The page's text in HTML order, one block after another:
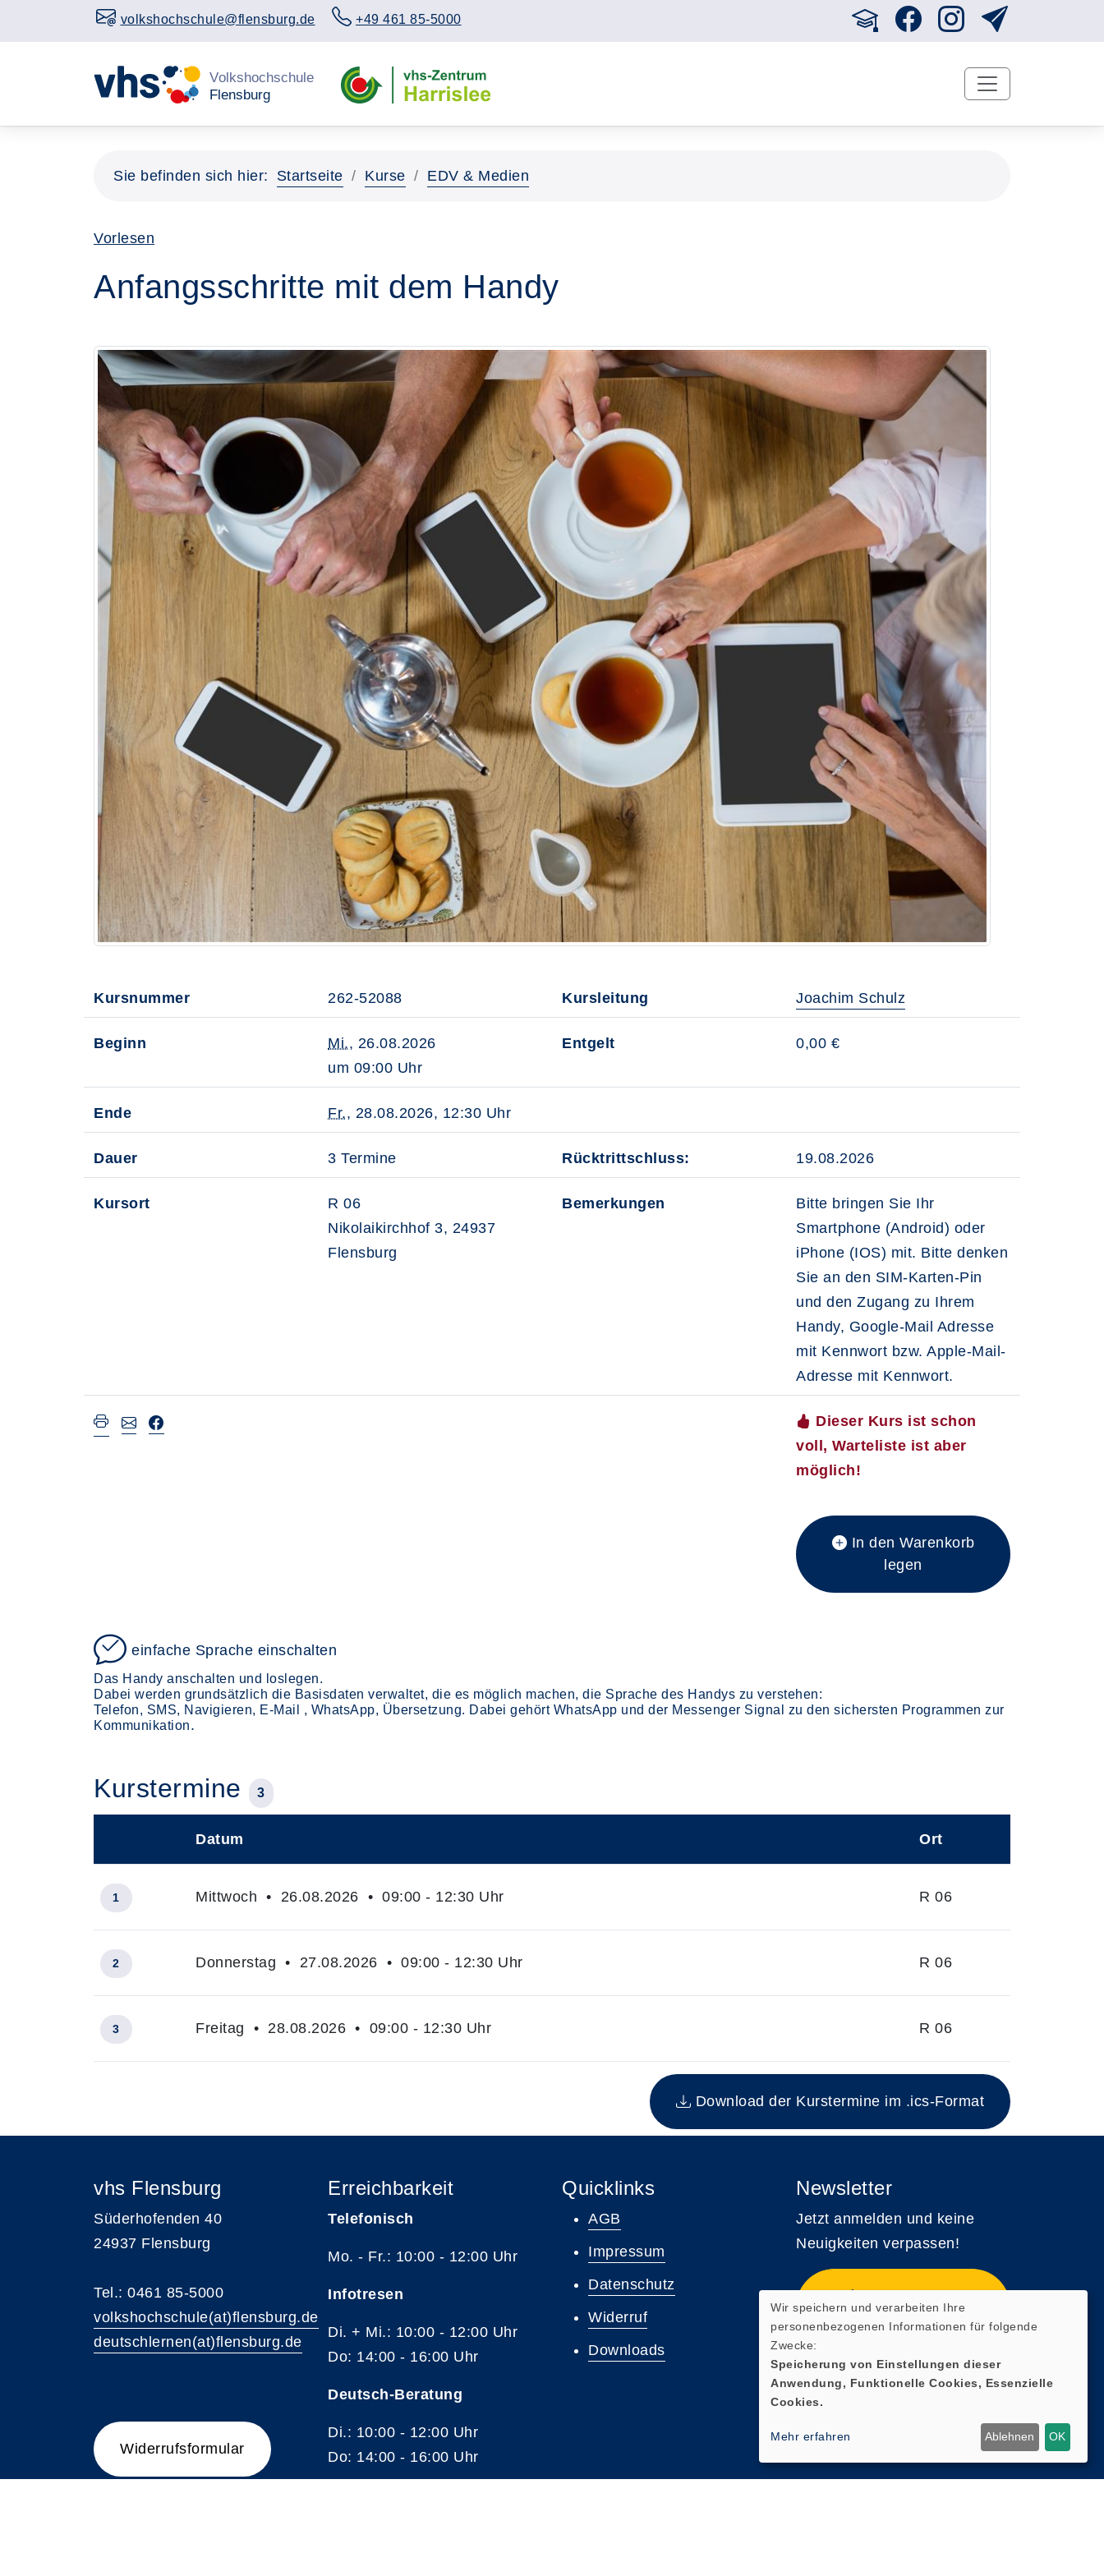
volkshochschule@flensburg.de +49 461 85-5000
Sie befinden sich hier: Startseite Kurse EDV & Medien
Vorlesen
Anfangsschritte mit dem Handy
Kursnummer 262-52088 Kursleitung Joachim Schulz
Beginn Mi., 26.08.2026
um 09:00 Uhr
Entgelt 0,00 €
Ende Fr., 28.08.2026, 12:30 Uhr
Dauer 3 Termine Rücktrittschluss: 19.08.2026
Kursort
R 06
Nikolaikirchhof 3, 24937
Flensburg
Bemerkungen
Bitte bringen Sie Ihr
Smartphone (Android) oder
iPhone (IOS) mit. Bitte denken
Sie an den SIM-Karten-Pin
und den Zugang zu Ihrem
Handy, Google-Mail Adresse
mit Kennwort bzw. Apple-Mail-
Adresse mit Kennwort.
Dieser Kurs ist schon
voll, Warteliste ist aber
möglich!
In den Warenkorb
legen
einfache Sprache einschalten
Das Handy anschalten und loslegen.
Dabei werden grundsätzlich die Basisdaten verwaltet, die es möglich machen, die Sprache des Handys zu verstehen:
Telefon, SMS, Navigieren, E-Mail , WhatsApp, Übersetzung. Dabei gehört WhatsApp und der Messenger Signal zu den sichersten Programmen zur
Kommunikation.
Kurstermine 3
Datum Ort
1 Mittwoch • 26.08.2026 • 09:00 - 12:30 Uhr R 06
2 Donnerstag • 27.08.2026 • 09:00 - 12:30 Uhr R 06
3 Freitag • 28.08.2026 • 09:00 - 12:30 Uhr R 06
Download der Kurstermine im .ics-Format
vhs Flensburg
Süderhofenden 40
24937 Flensburg
Tel.: 0461 85-5000
volkshochschule(at)flensburg.de
deutschlernen(at)flensburg.de
Widerrufsformular
Erreichbarkeit
Telefonisch
Mo. - Fr.: 10:00 - 12:00 Uhr
Infotresen
Di. + Mi.: 10:00 - 12:00 Uhr
Do: 14:00 - 16:00 Uhr
Deutsch-Beratung
Di.: 10:00 - 12:00 Uhr
Do: 14:00 - 16:00 Uhr
Quicklinks
AGB
Impressum
Datenschutz
Widerruf
Downloads
Newsletter
Jetzt anmelden und keine
Neuigkeiten verpassen!
anmelden
Wir speichern und verarbeiten Ihre
personenbezogenen Informationen für folgende
Zwecke:
Speicherung von Einstellungen dieser
Anwendung, Funktionelle Cookies, Essenzielle
Cookies.
Mehr erfahren Ablehnen OK